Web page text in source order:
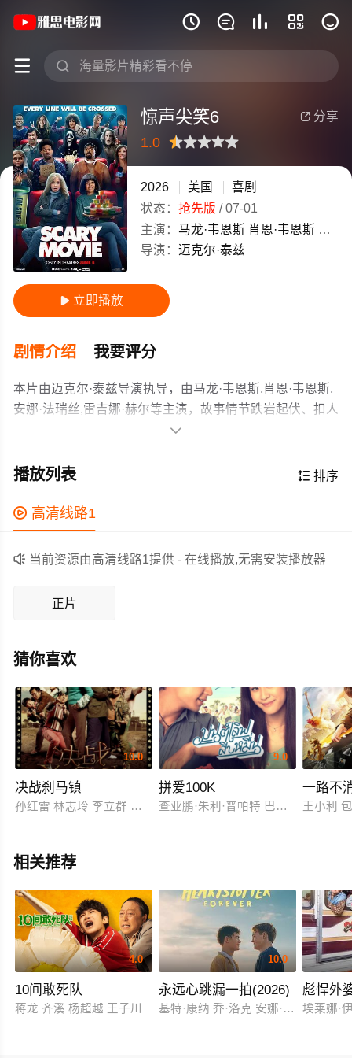
    
 
《惊声尖笑6》(2026)美国英语高清电影
 分享
惊声尖笑6
1.0
很差较差
还行推荐力荐
2026 美国
喜剧
状态： 抢先版 /07-01
主演： 马龙·韦恩斯 肖恩·韦恩斯 安娜
导演： 迈克尔·泰兹
 立即播放
剧情介绍 我要评分
本片由迈克尔·泰兹导演执导，由马龙·韦恩斯,肖恩·韦恩斯,
安娜·法瑞丝,雷吉娜·赫尔等主演，故事情节跌岩起伏、扣人
心弦，领广大喜剧片爱好者和观众们都期待不已。
乱事件。
定的看点，在演员表现和剧情架构上也都有不错的亮点，
剧情紧凑，角色塑造鲜明，适合喜欢喜剧类电影的观众观
看。

 排序
播放列表
 高清线路1
 当前资源由高清线路1提供 - 在线播放,无需安装播放器
正片
猜你喜欢
10.0
决战刹马镇
孙红雷 林志玲 李立群 黄海波 甘薇 马健 曹炳琨 包贝尔
9.0
拼爱100K
查亚鹏·朱利·普帕特 巴东·颂桑
一路不
王小利
相关推荐
4.0
10间敢死队
蒋龙 齐溪 杨超越 王子川
10.0
永远心跳漏一拍(2026)
基特·康纳 乔·洛克 安娜·麦克西维尔·
彪悍外
埃莱娜·